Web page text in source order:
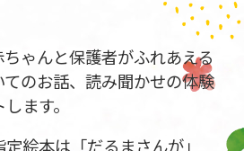
ゃんと保護者がふれあえる
のお話、読み聞かせの体験
ます。
絵本は「だるまさんが」